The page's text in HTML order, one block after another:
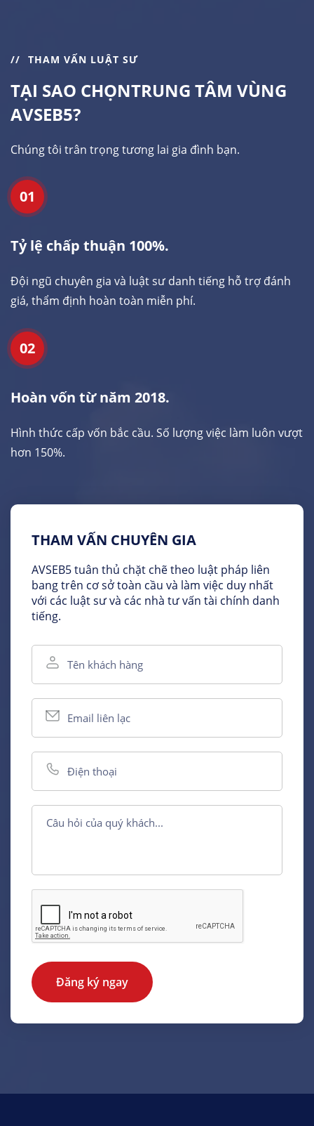
THAM VẤN CHUYÊN GIA
AVSEB5 tuân thủ chặt chẽ theo luật pháp liên
bang trên cơ sở toàn cầu và làm việc duy nhất
với các luật sư và các nhà tư vấn tài chính danh
tiếng.
Đăng ký ngay
THAM VẤN LUẬT SƯ
TẠI SAO CHỌNTRUNG TÂM VÙNG
AVSEB5?
Chúng tôi trân trọng tương lai gia đình bạn.
01
Tỷ lệ chấp thuận 100%.
Đội ngũ chuyên gia và luật sư danh tiếng hỗ trợ đánh
giá, thẩm định hoàn toàn miễn phí.
02
Hoàn vốn từ năm 2018.
Hình thức cấp vốn bắc cầu. Số lượng việc làm luôn vượt
hơn 150%.